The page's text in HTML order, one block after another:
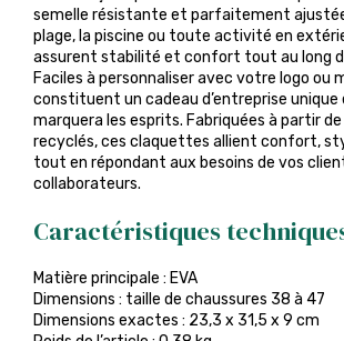
semelle résistante et parfaitement
plage, la piscine ou toute activité en
assurent stabilité et confort tout au long
Faciles à personnaliser avec votre logo ou
constituent un cadeau d’entreprise
marquera les esprits. Fabriquées à partir
recyclés, ces claquettes allient confort,
tout en répondant aux besoins de vos
collaborateurs.
Caractéristiques
Matière principale : EVA
Dimensions : taille de chaussures 38 à 47
Dimensions exactes : 23,3 x 31,5 x 9 cm